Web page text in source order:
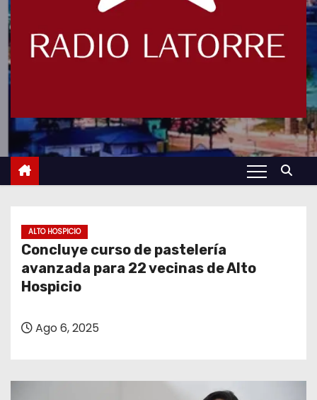
ALTO HOSPICIO
Concluye curso de pastelería
avanzada para 22 vecinas de Alto
Hospicio
Ago 6, 2025